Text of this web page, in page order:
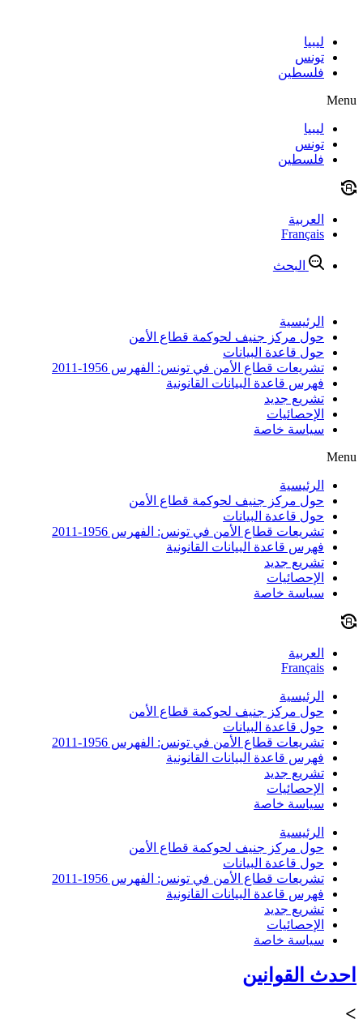
contentليبيا
تونس
فلسطين
Menu
ليبيا
تونس
فلسطين
العربية
Français
البحث
الرئيسية
حول مركز جنيف لحوكمة قطاع الأمن
حول قاعدة البيانات
تشريعات قطاع الأمن في تونس: الفهرس 1956-2011
فهرس قاعدة البيانات القانونية
تشريع جديد
الإحصائيات
سياسة خاصة
Menu
الرئيسية
حول مركز جنيف لحوكمة قطاع الأمن
حول قاعدة البيانات
تشريعات قطاع الأمن في تونس: الفهرس 1956-2011
فهرس قاعدة البيانات القانونية
تشريع جديد
الإحصائيات
سياسة خاصة
العربية
Français
الرئيسية
حول مركز جنيف لحوكمة قطاع الأمن
حول قاعدة البيانات
تشريعات قطاع الأمن في تونس: الفهرس 1956-2011
فهرس قاعدة البيانات القانونية
تشريع جديد
الإحصائيات
سياسة خاصة
الرئيسية
حول مركز جنيف لحوكمة قطاع الأمن
حول قاعدة البيانات
تشريعات قطاع الأمن في تونس: الفهرس 1956-2011
فهرس قاعدة البيانات القانونية
تشريع جديد
الإحصائيات
سياسة خاصة
احدث القوانين
>